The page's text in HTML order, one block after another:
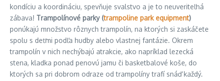
kondíciu a koordináciu, spevňuje svalstvo a je to neuveriteľná
zábava! Trampolínové parky (trampoline park equipment)
ponúkajú množstvo rôznych trampolín, na ktorých si zaskáčete
spolu s deťmi podľa hudby alebo vlastnej fantázie. Okrem
trampolín v nich nechýbajú atrakcie, ako napríklad lezecká
stena, kladka ponad penovú jamu či basketbalové koše, do
ktorých sa pri dobrom odraze od trampolíny trafí snáď každý.